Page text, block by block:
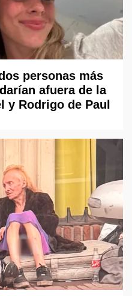
personas más
afuera de la
y Rodrigo de Paul